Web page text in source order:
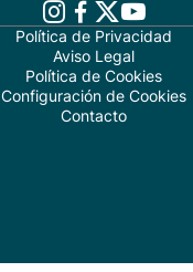
Política de Privacidad
Aviso Legal
Política de Cookies
Configuración de Cookies
Contacto